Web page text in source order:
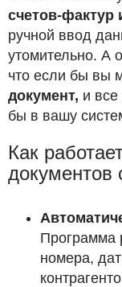
счетов-фактур
ручной ввод
утомительно. А
что если бы вы
документ, и
бы в вашу
Как
документов
Программа
номера,